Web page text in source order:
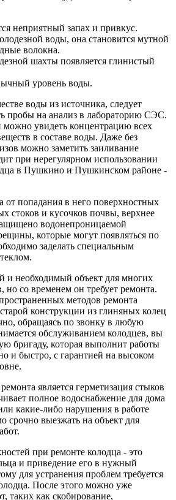
неприятный запах и привкус.
воды, она становится мутной
волокна.
шахты появляется глинистый
уровень воды.
воды из источника, следует
пробы на анализ в лабораторию СЭС.
можно увидеть концентрацию всех
в составе воды. Даже без
можно заметить заиливание
при нерегулярном использовании
в Пушкино и Пушкинском районе -
от попадания в него поверхностных
стоков и кусочков почвы, верхнее
водонепроницаемой
которые могут появляться по
заделать специальным
и необходимый объект для многих
но со временем он требует ремонта.
методов ремонта
конструкции из глиняных колец
обращаясь по звонку в любую
обслуживанием колодцев, вы
бригаду, которая выполнит работы
и быстро, с гарантией на высоком
является герметизация стыков
полное водоснабжение для дома
какие-либо нарушения в работе
срочно выезжать на объект для
при ремонте колодца - это
и приведение его в нужный
для устранения проблем требуется
После этого можно уже
таких как скобирование,